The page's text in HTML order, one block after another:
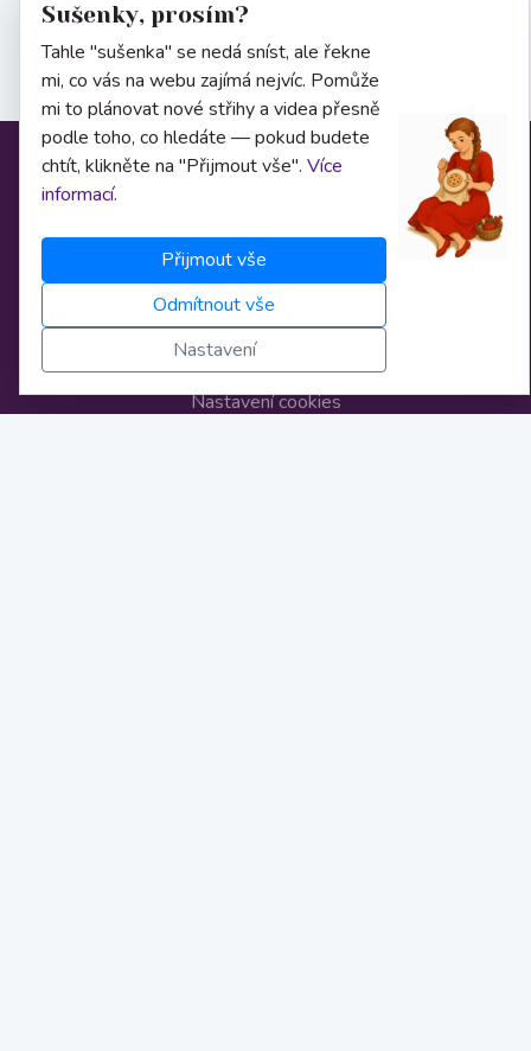
Informace
O nás
Obchodní podmínky
Osobní údaje
Nastavení cookies
Sušenky, prosím?
Tahle "sušenka" se nedá sníst, ale řekne
mi, co vás na webu zajímá nejvíc. Pomůže
mi to plánovat nové střihy a videa přesně
podle toho, co hledáte — pokud budete
chtít, klikněte na "Přijmout vše". Více
informací.
Přijmout vše
Odmítnout vše
Nastavení